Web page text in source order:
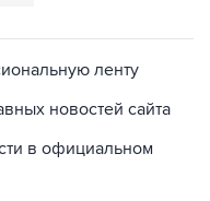
ленту
новостей сайта
в официальном